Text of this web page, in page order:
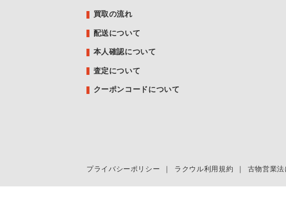
買取の流れ
配送について
本人確認について
査定について
クーポンコードについて
プライバシーポリシー ｜ ラクウル利用規約 ｜ 古物営業